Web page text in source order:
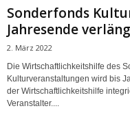
Sonderfonds
Jahresende
2. März 2022
Die Wirtschaftlichkeitshilfe des
Kulturveranstaltungen wird bis
der Wirtschaftlichkeitshilfe
Veranstalter....